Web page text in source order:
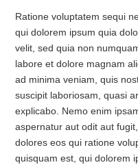
Ratione voluptatem sequi
qui dolorem ipsum quia
velit, sed quia non
labore et dolore magnam
ad minima veniam, quis
suscipit laboriosam, quasi
explicabo. Nemo enim
aspernatur aut odit aut
dolores eos qui ratione
quisquam est, qui dolorem